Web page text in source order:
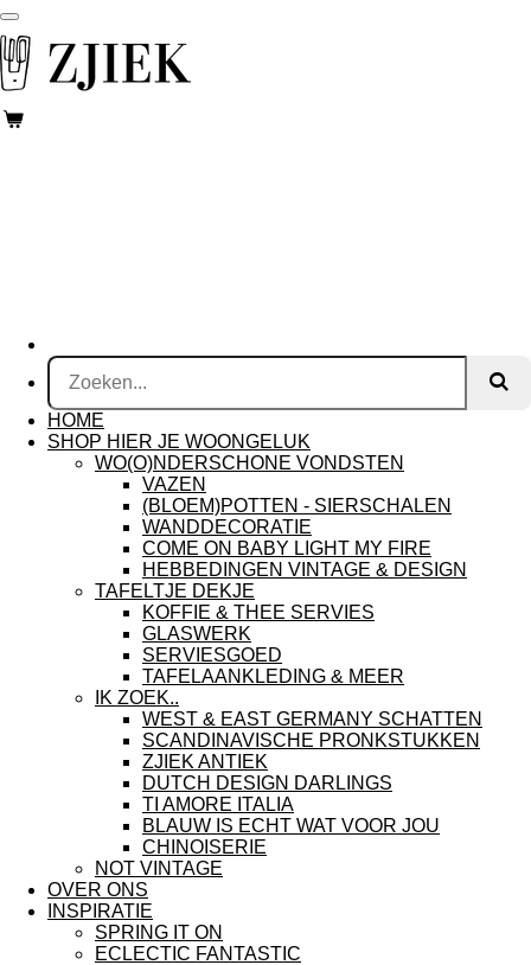
Ga
direct
naar
de
HOME
SHOP HIER JE WOONGELUK
WO(O)NDERSCHONE VONDSTEN
VAZEN
(BLOEM)POTTEN - SIERSCHALEN
WANDDECORATIE
COME ON BABY LIGHT MY FIRE
HEBBEDINGEN VINTAGE & DESIGN
TAFELTJE DEKJE
KOFFIE & THEE SERVIES
GLASWERK
SERVIESGOED
TAFELAANKLEDING & MEER
IK ZOEK..
WEST & EAST GERMANY SCHATTEN
SCANDINAVISCHE PRONKSTUKKEN
ZJIEK ANTIEK
DUTCH DESIGN DARLINGS
TI AMORE ITALIA
BLAUW IS ECHT WAT VOOR JOU
CHINOISERIE
NOT VINTAGE
OVER ONS
INSPIRATIE
SPRING IT ON
ECLECTIC FANTASTIC